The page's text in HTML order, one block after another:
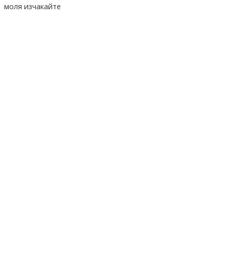
моля изчакайте